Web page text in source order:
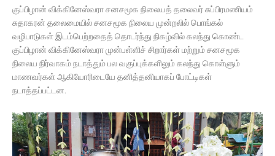
குப்பிழான் விக்கினேஸ்வரா சனசமூக நிலையத் தலைவர் சுப்பிரமணியம்
சுதாகரன் தலைமையில் சனசமூக நிலைய முன்றலில் பொங்கல்
வழிபாடுகள் இடம்பெற்றதைத் தொடர்ந்து நிகழ்வில் கலந்து கொண்ட
குப்பிழான் விக்கினேஸ்வரா முன்பள்ளிச் சிறார்கள் மற்றும் சனசமூக
நிலைய நிர்வாகம் நடாத்தும் பல வகுப்புக்களிலும் கலந்து கொள்ளும்
மாணவர்கள் ஆகியோரிடையே தனித்தனியாகப் போட்டிகள்
நடாத்தப்பட்டன.